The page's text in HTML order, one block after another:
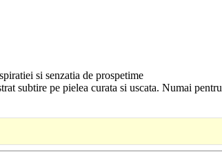
si senzatia de prospetime
subtire pe pielea curata si uscata. Numai pentru